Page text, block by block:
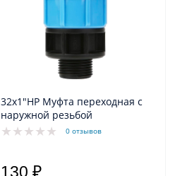
32х1"НР Муфта переходная с
наружной резьбой
0 отзывов
130 ₽